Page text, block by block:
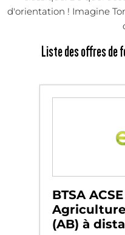
d'orientation ! Imagine
Liste des offres de
BTSA
(AB) à